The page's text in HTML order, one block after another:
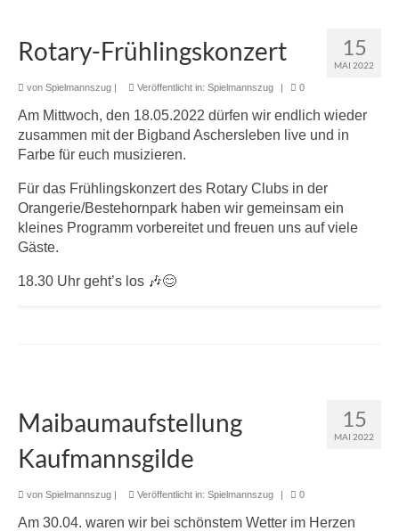
15
MAI 2022
Rotary-Frühlingskonzert
von Spielmannszug | Veröffentlicht in: Spielmannszug | 0
Am Mittwoch, den 18.05.2022 dürfen wir endlich wieder
zusammen mit der Bigband Aschersleben live und in
Farbe für euch musizieren.
Für das Frühlingskonzert des Rotary Clubs in der
Orangerie/Bestehornpark haben wir gemeinsam ein
kleines Programm vorbereitet und freuen uns auf viele
Gäste.
18.30 Uhr geht’s los 🎶😊
15
MAI 2022
Maibaumaufstellung
Kaufmannsgilde
von Spielmannszug | Veröffentlicht in: Spielmannszug | 0
Am 30.04. waren wir bei schönstem Wetter im Herzen